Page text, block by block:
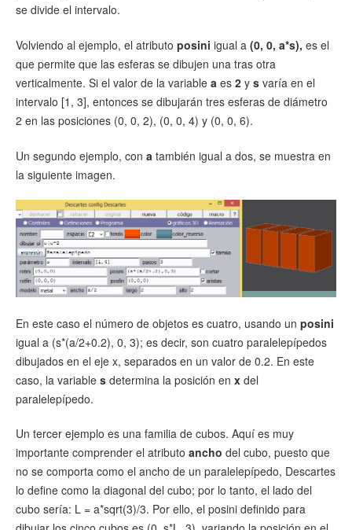
se divide el intervalo.
Volviendo al ejemplo, el atributo posini igual a (0, 0, a*s), es el
que permite que las esferas se dibujen una tras otra
verticalmente. Si el valor de la variable a es 2 y s varía en el
intervalo [1, 3], entonces se dibujarán tres esferas de diámetro
2 en las posiciones (0, 0, 2), (0, 0, 4) y (0, 0, 6).
Un segundo ejemplo, con a también igual a dos, se muestra en
la siguiente imagen.
En este caso el número de objetos es cuatro, usando un posini
igual a (s*(a/2+0.2), 0, 3); es decir, son cuatro paralelepípedos
dibujados en el eje x, separados en un valor de 0.2. En este
caso, la variable s determina la posición en x del
paralelepípedo.
Un tercer ejemplo es una familia de cubos. Aquí es muy
importante comprender el atributo ancho del cubo, puesto que
no se comporta como el ancho de un paralelepípedo, Descartes
lo define como la diagonal del cubo; por lo tanto, el lado del
cubo sería: L = a*sqrt(3)/3. Por ello, el posini definido para